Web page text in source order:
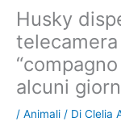
Husky
alcuni
/ Animali / Di Clelia